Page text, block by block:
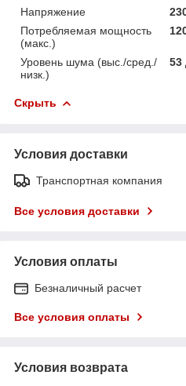
Напряжение
Потребляемая мощность
(макс.)
Уровень шума (выс./сред./
низк.)
53
Скрыть
Условия доставки
Транспортная компания
Все условия доставки
Условия оплаты
Безналичный расчет
Все условия оплаты
Условия возврата